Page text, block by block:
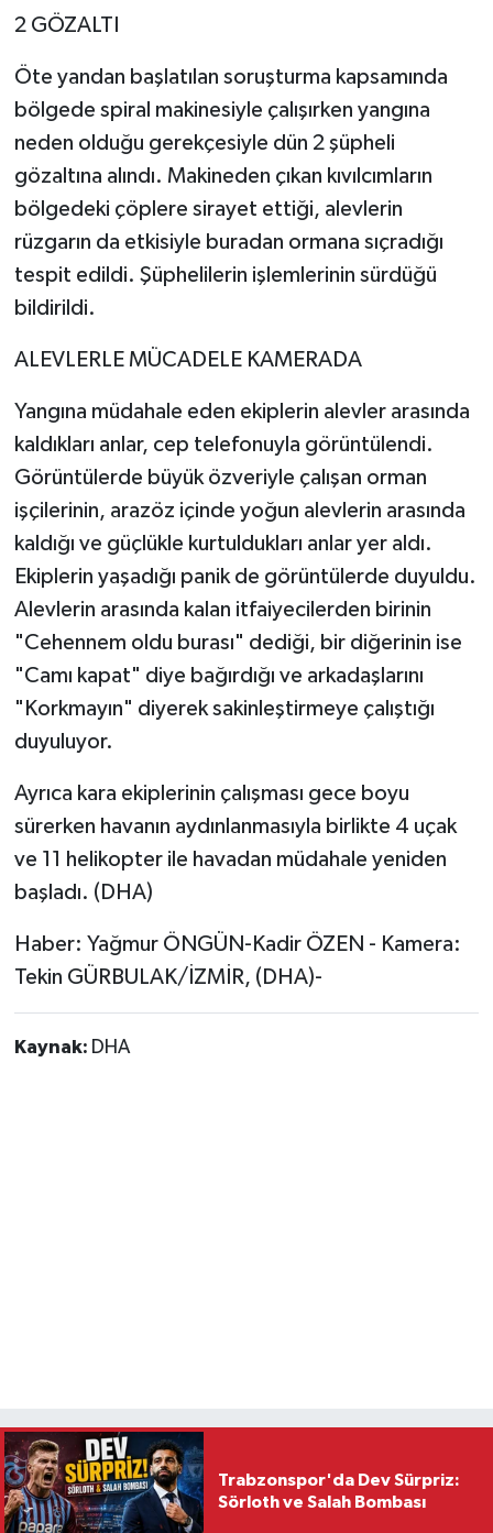
2 GÖZALTI
Öte yandan başlatılan soruşturma kapsamında
bölgede spiral makinesiyle çalışırken yangına
neden olduğu gerekçesiyle dün 2 şüpheli
gözaltına alındı. Makineden çıkan kıvılcımların
bölgedeki çöplere sirayet ettiği, alevlerin
rüzgarın da etkisiyle buradan ormana sıçradığı
tespit edildi. Şüphelilerin işlemlerinin sürdüğü
bildirildi.
ALEVLERLE MÜCADELE KAMERADA
Yangına müdahale eden ekiplerin alevler arasında
kaldıkları anlar, cep telefonuyla görüntülendi.
Görüntülerde büyük özveriyle çalışan orman
işçilerinin, arazöz içinde yoğun alevlerin arasında
kaldığı ve güçlükle kurtuldukları anlar yer aldı.
Ekiplerin yaşadığı panik de görüntülerde duyuldu.
Alevlerin arasında kalan itfaiyecilerden birinin
"Cehennem oldu burası" dediği, bir diğerinin ise
"Camı kapat" diye bağırdığı ve arkadaşlarını
"Korkmayın" diyerek sakinleştirmeye çalıştığı
duyuluyor.
Ayrıca kara ekiplerinin çalışması gece boyu
sürerken havanın aydınlanmasıyla birlikte 4 uçak
ve 11 helikopter ile havadan müdahale yeniden
başladı. (DHA)
Haber: Yağmur ÖNGÜN-Kadir ÖZEN - Kamera:
Tekin GÜRBULAK/İZMİR, (DHA)-
Kaynak: DHA
Trabzonspor'da Dev Sürpriz:
Sörloth ve Salah Bombası